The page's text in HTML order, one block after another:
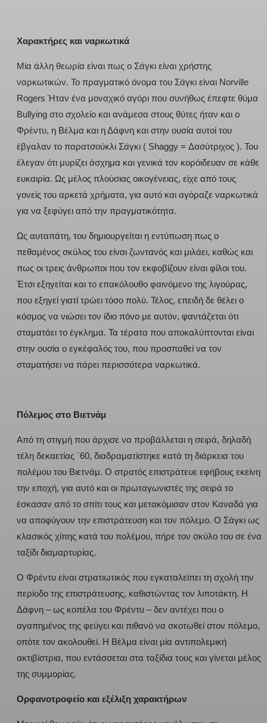
Χαρακτήρες και ναρκωτικά
Μία άλλη θεωρία είναι πως ο Σάγκι είναι χρήστης
ναρκωτικών. Το πραγματικό όνομα του Σάγκι είναι Norville
Rogers Ήταν ένα μοναχικό αγόρι που συνήθως έπεφτε θύμα
Bullying στο σχολείο και ανάμεσα στους θύτες ήταν και ο
Φρέντυ, η Βέλμα και η Δάφνη και στην ουσία αυτοί του
έβγαλαν το παρατσούκλι Σάγκι ( Shaggy = Δασύτριχος ). Του
έλεγαν ότι μυρίζει άσχημα και γενικά τον κορόιδευαν σε κάθε
ευκαιρία. Ως μέλος πλούσιας οικογένειας, είχε από τους
γονείς του αρκετά χρήματα, για αυτό και αγόραζε ναρκωτικά
για να ξεφύγει από την πραγματικότητα.
Ως αυταπάτη, του δημιουργείται η εντύπωση πως ο
πεθαμένος σκύλος του είναι ζωντανός και μιλάει, καθώς και
πως οι τρεις άνθρωποι που τον εκφοβίζουν είναι φίλοι του.
Έτσι εξηγείται και το επακόλουθο φαινόμενο της λιγούρας,
που εξηγεί γιατί τρώει τόσο πολύ. Τέλος, επειδή δε θέλει ο
κόσμος να νιώσει τον ίδιο πόνο με αυτόν, φαντάζεται ότι
σταματάει το έγκλημα. Τα τέρατα που αποκαλύπτονται είναι
στην ουσία ο εγκέφαλός του, που προσπαθεί να τον
σταματήσει να πάρει περισσότερα ναρκωτικά.
Πόλεμος στο Βιετνάμ
Από τη στιγμή που άρχισε να προβάλλεται η σειρά, δηλαδή
τέλη δεκαετίας ΄60, διαδραματίστηκε κατά τη διάρκεια του
πολέμου του Βιετνάμ. Ο στρατός επιστράτευε εφήβους εκείνη
την εποχή, για αυτό και οι πρωταγωνιστές της σειρά το
έσκασαν από το σπίτι τους και μετακόμισαν στον Καναδά για
να αποφύγουν την επιστράτευση και τον πόλεμο. Ο Σάγκι ως
κλασικός χίπης κατά του πολέμου, πήρε τον σκύλο του σε ένα
ταξίδι διαμαρτυρίας.
Ο Φρέντυ είναι στρατιωτικός που εγκαταλείπει τη σχολή την
περίοδο της επιστράτευσης, καθιστώντας τον λιποτάκτη. Η
Δάφνη – ως κοπέλα του Φρέντυ – δεν αντέχει που ο
αγαπημένος της φεύγει και πιθανό να σκοτωθεί στον πόλεμο,
οπότε τον ακολουθεί. Η Βέλμα είναι μία αντιπολεμική
ακτιβίστρια, που εντάσσεται στα ταξίδια τους και γίνεται μέλος
της συμμορίας.
Ορφανοτροφείο και εξέλιξη χαρακτήρων